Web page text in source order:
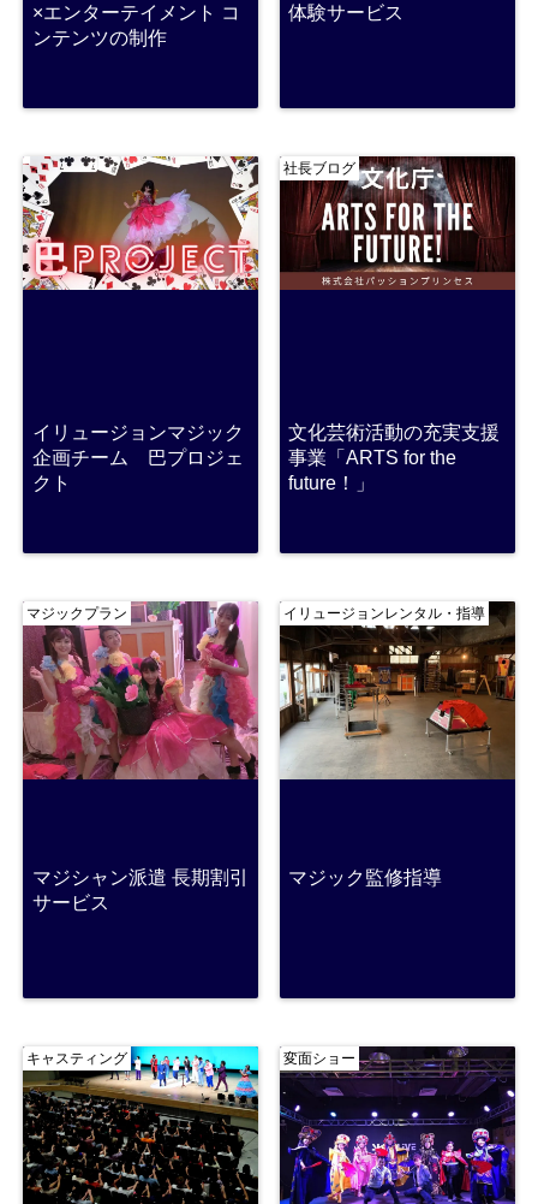
×エンターテイメント コ
ンテンツの制作
体験サービス
イリュージョンマジック
企画チーム 巴プロジェ
クト
社長ブログ
文化芸術活動の充実支援
事業「ARTS for the
future！」
マジックプラン
マジシャン派遣 長期割引
サービス
イリュージョンレンタル・指導
マジック監修指導
キャスティング 変面ショー